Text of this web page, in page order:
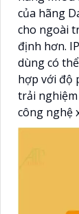
của hãng
cho ngoài
định hơn.
dùng có
hợp với độ
trải nghiệm
công nghệ